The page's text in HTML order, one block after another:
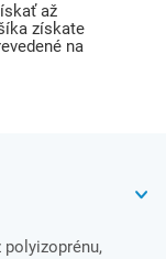
až
získate
na
polyizoprénu,